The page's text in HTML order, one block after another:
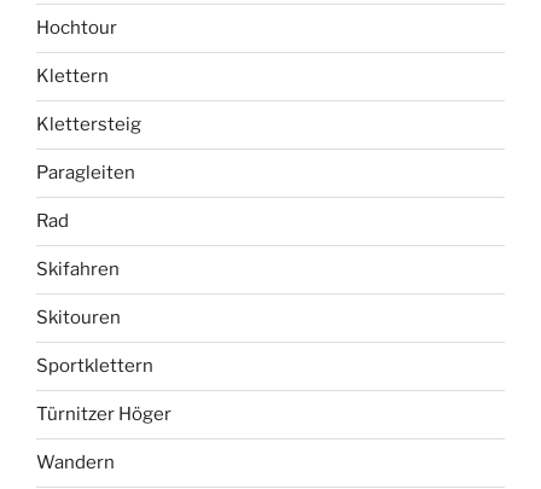
Hochtour
Klettern
Klettersteig
Paragleiten
Rad
Skifahren
Skitouren
Sportklettern
Türnitzer Höger
Wandern